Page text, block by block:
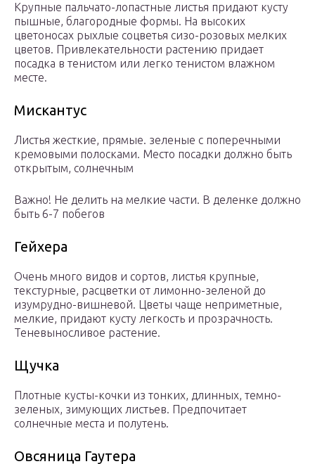
Крупные пальчато-лопастные листья придают кусту
пышные, благородные формы. На высоких
цветоносах рыхлые соцветья сизо-розовых мелких
цветов. Привлекательности растению придает
посадка в тенистом или легко тенистом влажном
месте.
Мискантус
Листья жесткие, прямые. зеленые с поперечными
кремовыми полосками. Место посадки должно быть
открытым, солнечным
Важно! Не делить на мелкие части. В деленке должно
быть 6-7 побегов
Гейхера
Очень много видов и сортов, листья крупные,
текстурные, расцветки от лимонно-зеленой до
изумрудно-вишневой. Цветы чаще неприметные,
мелкие, придают кусту легкость и прозрачность.
Теневыносливое растение.
Щучка
Плотные кусты-кочки из тонких, длинных, темно-
зеленых, зимующих листьев. Предпочитает
солнечные места и полутень.
Овсяница Гаутера